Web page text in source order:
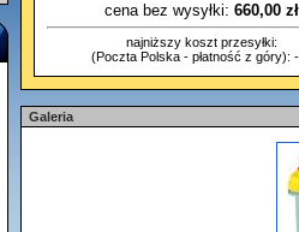
cena bez wysyłki: 660,00 zł
najniższy koszt przesyłki:
(Poczta Polska - płatność z góry): -
Galeria